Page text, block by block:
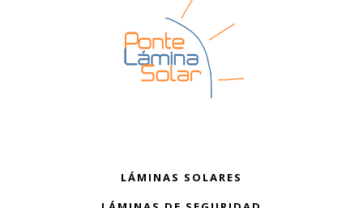
LÁMINAS SOLARES